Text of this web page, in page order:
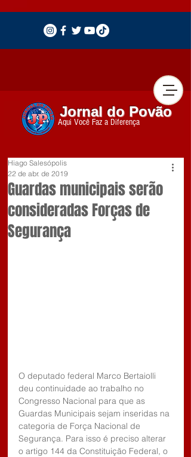
Jornal do Povão
Aqui Você Faz a Diferença
Guardas municipais serão
consideradas Forças de
Segurança
Hiago Salesópolis
22 de abr. de 2019
O deputado federal Marco Bertaiolli
deu continuidade ao trabalho no
Congresso Nacional para que as
Guardas Municipais sejam inseridas na
categoria de Força Nacional de
Segurança. Para isso é preciso alterar
o artigo 144 da Constituição Federal, o